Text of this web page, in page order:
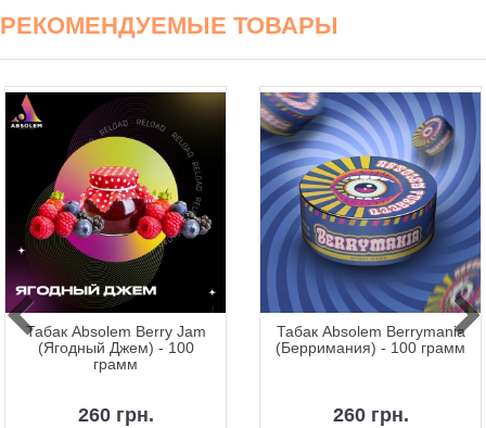
РЕКОМЕНДУЕМЫЕ ТОВАРЫ
Табак Absolem Berry Jam
(Ягодный Джем) - 100
грамм
260 грн.
Табак Absolem Berrymania
(Берримания) - 100 грамм
260 грн.